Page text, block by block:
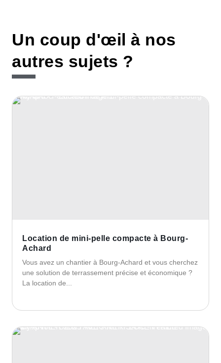
Un coup d'œil à nos
autres sujets ?
Location de mini-pelle compacte à Bourg-
Achard
Vous avez un chantier à Bourg-Achard et vous cherchez
une solution de terrassement précise et économique ?
La location de...